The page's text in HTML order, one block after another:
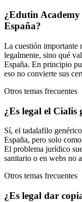
¿Edutin Academy
España?
La cuestión importante
legalmente, sino qué
España. En principio
eso no convierte sus
Otros temas frecuentes
¿Es legal el Cialis
Sí, el tadalafilo
España, pero solo
El problema jurídico
sanitario o en webs no
Otros temas frecuentes
¿Es legal dar